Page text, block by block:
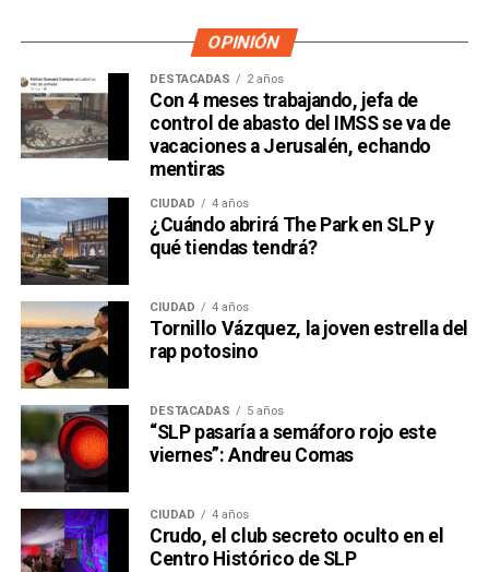
OPINIÓN
DESTACADAS 2 años
Con 4 meses trabajando, jefa de
control de abasto del IMSS se va de
vacaciones a Jerusalén, echando
mentiras
CIUDAD 4 años
¿Cuándo abrirá The Park en SLP y
qué tiendas tendrá?
CIUDAD 4 años
Tornillo Vázquez, la joven estrella del
rap potosino
DESTACADAS 5 años
“SLP pasaría a semáforo rojo este
viernes”: Andreu Comas
CIUDAD 4 años
Crudo, el club secreto oculto en el
Centro Histórico de SLP